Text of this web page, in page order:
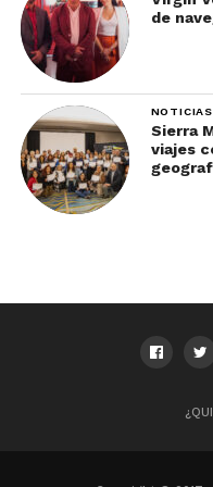
de
NOTICIAS
Sierra
viajes